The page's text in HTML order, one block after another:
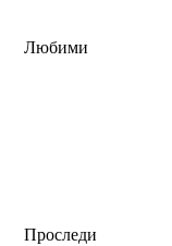
Любими
Проследи